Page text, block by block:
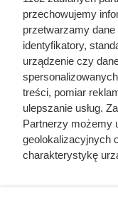
Herodot
musiała
życiu
przechowujemy
przetwarzamy
identyfikatory,
urządzenie czy
treści, pomiar
ulepszanie usług.
Partnerzy możemy
geolokalizacyjnych
charakterystykę